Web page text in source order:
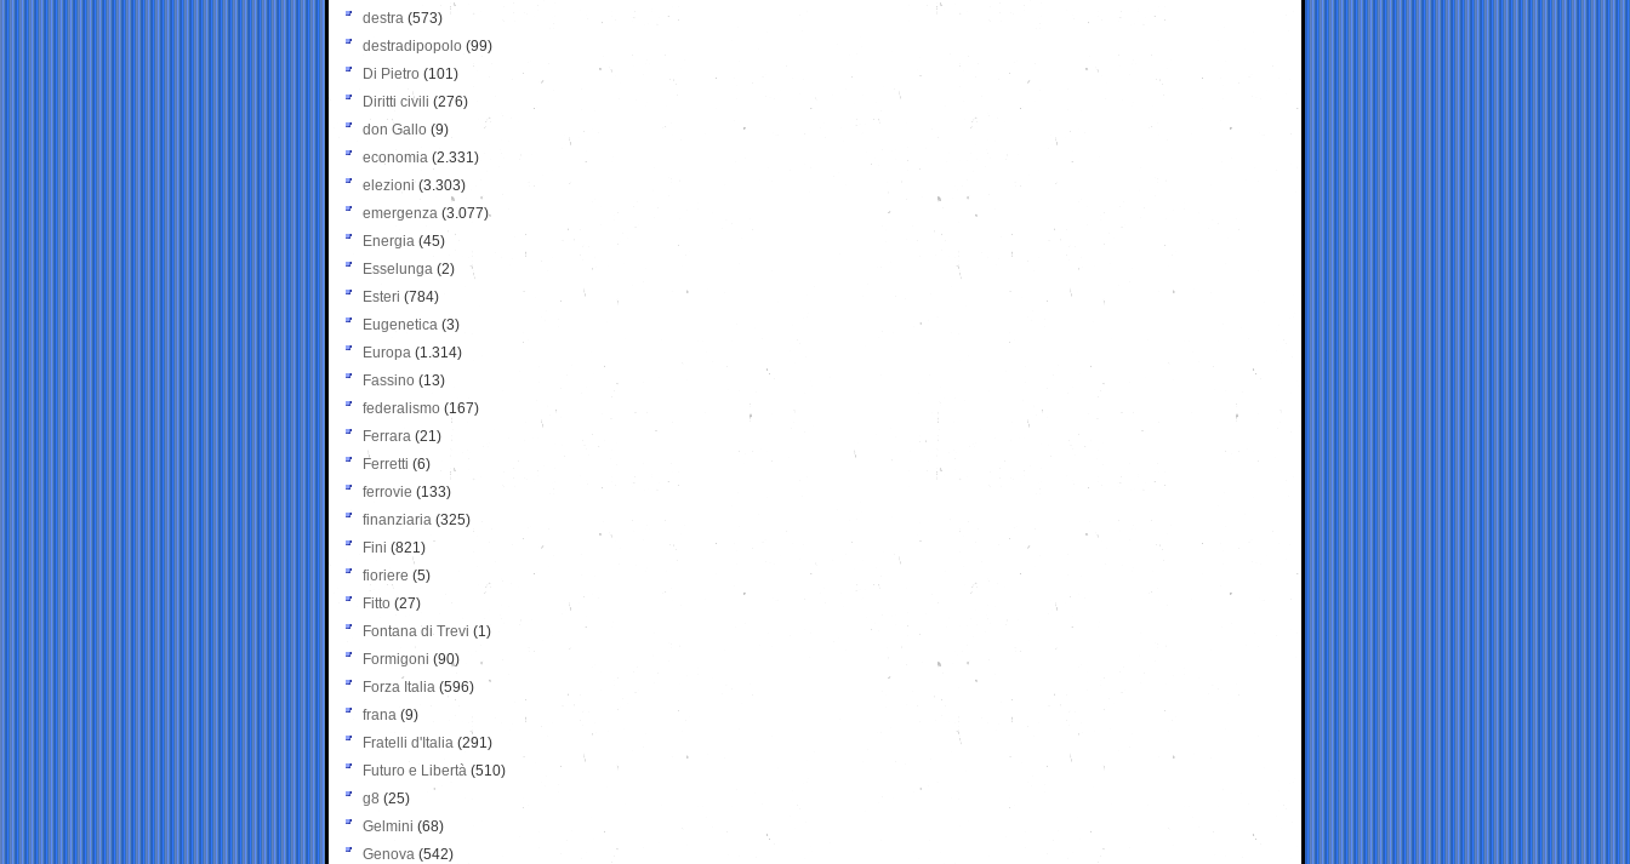
destra (573)
destradipopolo (99)
Di Pietro (101)
Diritti civili (276)
don Gallo (9)
economia (2.331)
elezioni (3.303)
emergenza (3.077)
Energia (45)
Esselunga (2)
Esteri (784)
Eugenetica (3)
Europa (1.314)
Fassino (13)
federalismo (167)
Ferrara (21)
Ferretti (6)
ferrovie (133)
finanziaria (325)
Fini (821)
fioriere (5)
Fitto (27)
Fontana di Trevi (1)
Formigoni (90)
Forza Italia (596)
frana (9)
Fratelli d'Italia (291)
Futuro e Libertà (510)
g8 (25)
Gelmini (68)
Genova (542)